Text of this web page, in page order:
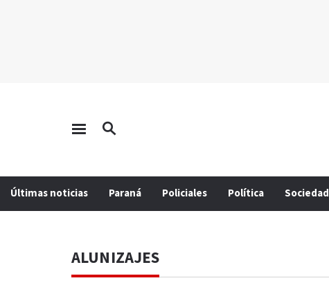
Últimas noticias Paraná Policiales Política Sociedad
ALUNIZAJES